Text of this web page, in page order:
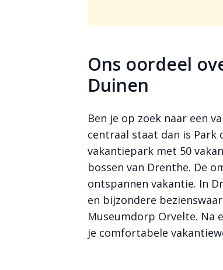
Ons oordeel
Duinen
Ben je op zoek naar een
centraal staat dan is Park
vakantiepark met 50
bossen van Drenthe. De
ontspannen vakantie. In
en bijzondere
Museumdorp Orvelte. Na
je comfortabele